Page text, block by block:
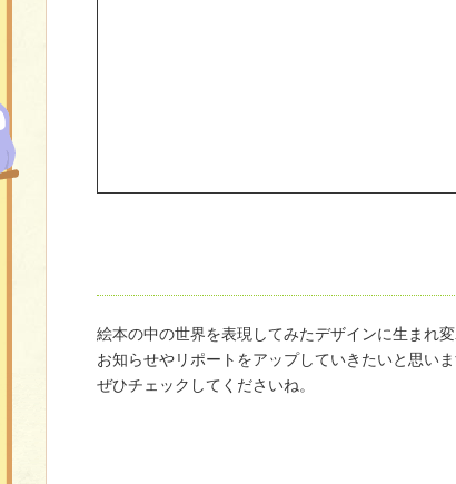
書会
図書スペース コーディネート
セラピードッグ「チロリ」
絵本の中の世界を表現してみたデザインに生まれ
お知らせやリポートをアップしていきたいと思い
ぜひチェックしてくださいね。